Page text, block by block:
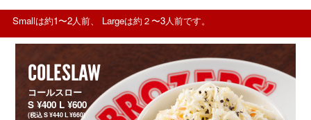
Smallは約1〜2人前、 Largeは約２〜3人前です。
COLESLAW
コールスロー
S ¥400 L ¥600
(税込 S ¥440 L ¥660)